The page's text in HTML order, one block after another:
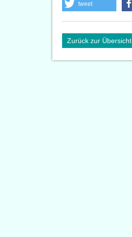
tweet
Zurück zur Übersicht